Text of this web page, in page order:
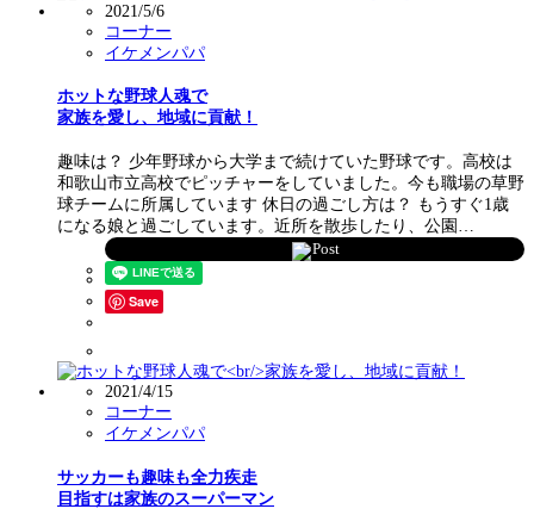
2021/5/6
コーナー
イケメンパパ
ホットな野球人魂で
家族を愛し、地域に貢献！
趣味は？ 少年野球から大学まで続けていた野球です。高校は
和歌山市立高校でピッチャーをしていました。今も職場の草野
球チームに所属しています 休日の過ごし方は？ もうすぐ1歳
になる娘と過ごしています。近所を散歩したり、公園…
Post
Save
2021/4/15
コーナー
イケメンパパ
サッカーも趣味も全力疾走
目指すは家族のスーパーマン